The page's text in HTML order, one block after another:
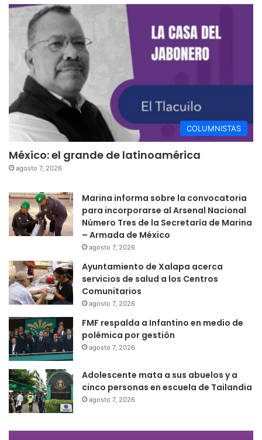
COLUMNISTAS
México: el grande de latinoamérica
agosto 7, 2026
Marina informa sobre la convocatoria
para incorporarse al Arsenal Nacional
Número Tres de la Secretaría de Marina
– Armada de México
agosto 7, 2026
Ayuntamiento de Xalapa acerca
servicios de salud a los Centros
Comunitarios
agosto 7, 2026
FMF respalda a Infantino en medio de
polémica por gestión
agosto 7, 2026
Adolescente mata a sus abuelos y a
cinco personas en escuela de Tailandia
agosto 7, 2026